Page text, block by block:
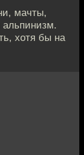
мачты,
хотя бы на